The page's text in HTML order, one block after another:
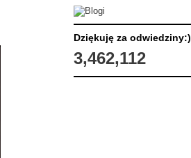
Dziękuję za odwiedziny:)
3,462,112